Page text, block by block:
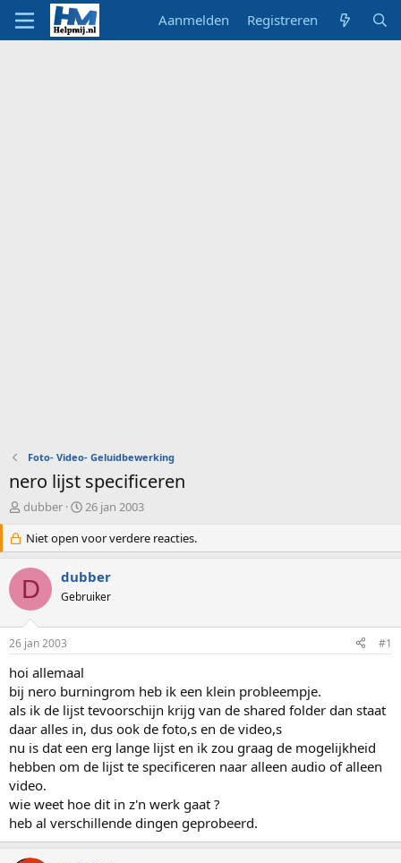
Aanmelden Registreren
Foto- Video- Geluidbewerking
nero lijst specificeren
O
d
e
r
w
e
p
s
t
a
r
t
e
r
dubber
S
a
r
d
a
m
26 jan 2003
Niet open voor verdere reacties.
D dubber
Gebruiker
26 jan 2003 #1
hoi allemaal
bij nero burningrom heb ik een klein probleempje.
als ik de lijst tevoorschijn krijg van de shared folder dan staat
daar alles in, dus ook de foto,s en de video,s
nu is dat een erg lange lijst en ik zou graag de mogelijkheid
hebben om de lijst te specificeren naar alleen audio of alleen
video.
wie weet hoe dit in z'n werk gaat ?
heb al verschillende dingen geprobeerd.